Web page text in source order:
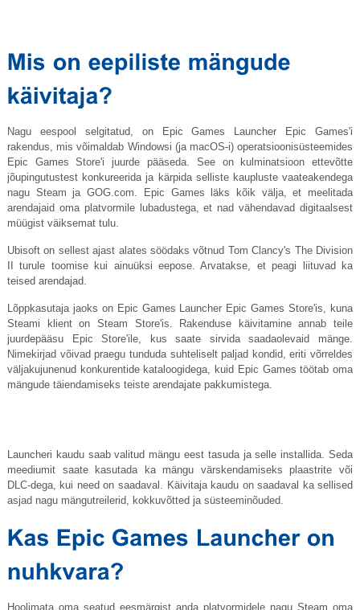
Nagu eespool selgitatud, on Epic Games Launcher Epic Games'i
rakendus, mis võimaldab Windowsi (ja macOS-i) operatsioonisüsteemides
Epic Games Store'i juurde pääseda. See on kulminatsioon ettevõtte
jõupingutustest konkureerida ja kärpida selliste kaupluste vaateakendega
nagu Steam jaGOG.com. Epic Games läks kõik välja, et meelitada
arendajaid oma platvormile lubadustega, et nad vähendavad digitaalsest
müügist väiksemat tulu.
Ubisoft on sellest ajast alates söödaks võtnud Tom Clancy's The Division
II turule toomise kui ainuüksi eepose. Arvatakse, et peagi liituvad ka
teised arendajad.
Lõppkasutaja jaoks on Epic Games Launcher Epic Games Store'is, kuna
Steami klient on Steam Store'is. Rakenduse käivitamine annab teile
juurdepääsu Epic Store'ile, kus saate sirvida saadaolevaid mänge.
Nimekirjad võivad praegu tunduda suhteliselt paljad kondid, eriti võrreldes
väljakujunenud konkurentide kataloogidega, kuid Epic Games töötab oma
mängude täiendamiseks teiste arendajate pakkumistega.
Launcheri kaudu saab valitud mängu eest tasuda ja selle installida. Seda
meediumit saate kasutada ka mängu värskendamiseks plaastrite või
DLC-dega, kui need on saadaval. Käivitaja kaudu on saadaval ka sellised
asjad nagu mängutreilerid, kokkuvõtted ja süsteeminõuded.
Hoolimata oma seatud eesmärgist anda platvormidele nagu Steam oma